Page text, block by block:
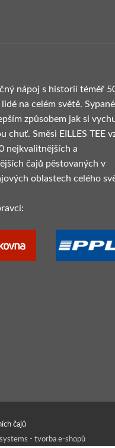
nápoj s historií téměř
na celém světě.
způsobem jak si
chuť. Směsi EILLES TEE
nejkvalitnějších a
čajů pěstovaných v
oblastech celého
čajů
- tvorba e-shopů